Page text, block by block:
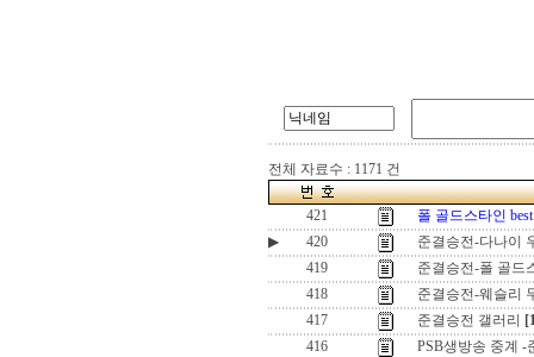
전체 자료수 : 1171 건
421
폴 골드스타인 best
▶
420
준결승전-다나이
419
준결승전-폴 골드
418
준결승전-웨슬리
417
준결승전 갤러리
416
PSB생방송 중계 -